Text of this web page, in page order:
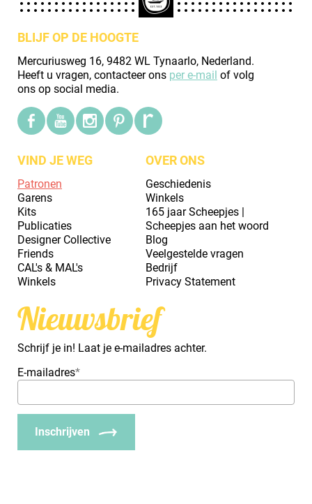
BLIJF OP DE HOOGTE
Mercuriusweg 16, 9482 WL Tynaarlo, Nederland.
Heeft u vragen, contacteer ons per e-mail of volg
ons op social media.
VIND JE WEG
Patronen
Garens
Kits
Publicaties
Designer Collective
Friends
CAL's & MAL's
Winkels
OVER ONS
Geschiedenis
Winkels
165 jaar Scheepjes |
Scheepjes aan het woord
Blog
Veelgestelde vragen
Bedrijf
Privacy Statement
Nieuwsbrief
Schrijf je in! Laat je e-mailadres achter.
E-mailadres*
Inschrijven